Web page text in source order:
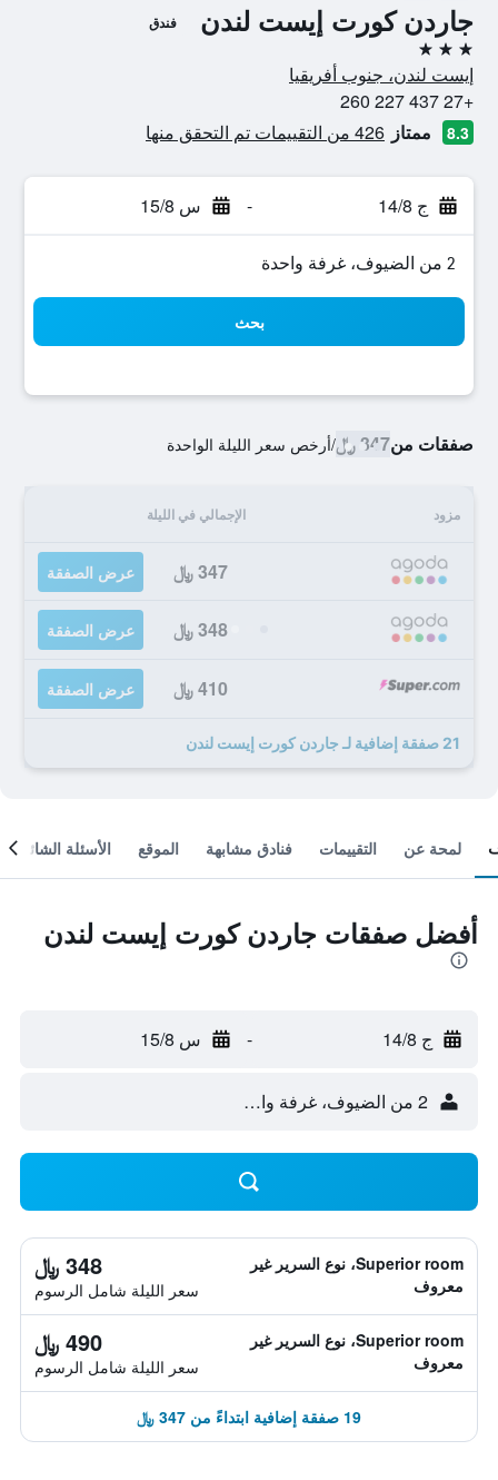
جاردن كورت إيست لندن فندق
3 نجوم
إيست لندن، جنوب أفريقيا
+27 437 227 260
8.3 ممتاز 426 من التقييمات تم التحقق منها
ج 14/8 - س 15/8
2 من الضيوف، غرفة واحدة
بحث
صفقات من347 ﷼ /أرخص سعر الليلة الواحدة
مزود الإجمالي في الليلة
347 ﷼ عرض الصفقة
348 ﷼ عرض الصفقة
410 ﷼ عرض الصفقة
21 صفقة إضافية لـ جاردن كورت إيست لندن
لمحة عن التقييمات فنادق مشابهة الموقع الأسئلة الشائعة
أفضل صفقات جاردن كورت إيست لندن
ج 14/8 - س 15/8
2 من الضيوف، غرفة واحدة
Superior room، نوع السرير غير
معروف
348 ﷼
سعر الليلة شامل الرسوم
Superior room، نوع السرير غير
معروف
490 ﷼
سعر الليلة شامل الرسوم
19 صفقة إضافية ابتداءً من 347 ﷼